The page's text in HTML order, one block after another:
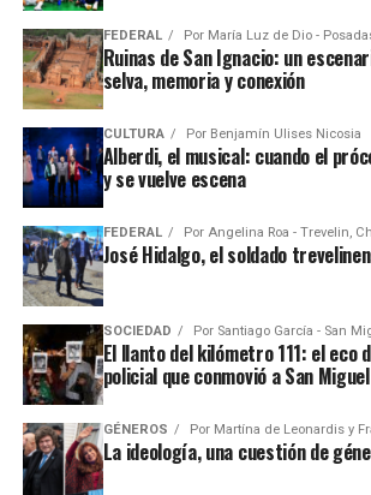
FEDERAL Por María Luz de Dio -
Ruinas de San Ignacio: un
selva, memoria y conexión
CULTURA Por Benjamín Ulises Nicosia
Alberdi, el musical: cuando el
y se vuelve escena
FEDERAL Por Angelina Roa - Trevelin,
José Hidalgo, el soldado
SOCIEDAD Por Santiago García - San
El llanto del kilómetro 111: el eco
policial que conmovió a San
GÉNEROS Por Martína de Leonardis y
La ideología, una cuestión de